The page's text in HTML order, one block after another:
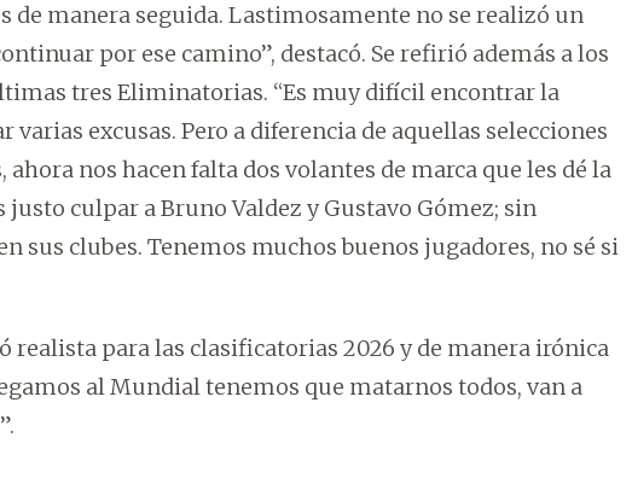
de manera seguida. Lastimosamente no se realizó un
por ese camino”, destacó. Se refirió además a los
tres Eliminatorias. “Es muy difícil encontrar la
varias excusas. Pero a diferencia de aquellas selecciones
nos hacen falta dos volantes de marca que les dé la
justo culpar a Bruno Valdez y Gustavo Gómez; sin
sus clubes. Tenemos muchos buenos jugadores, no sé si
realista para las clasificatorias 2026 y de manera irónica
al Mundial tenemos que matarnos todos, van a